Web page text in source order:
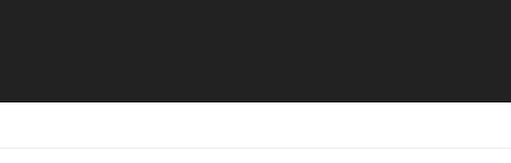
2025 - Match list